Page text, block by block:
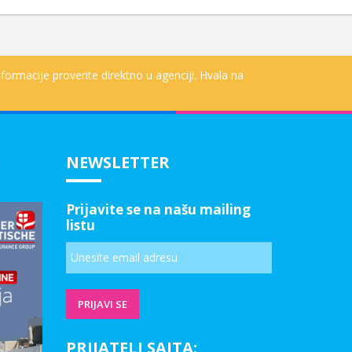
proverite direktno u agenciji. Hvala na
NEWSLETTER
Prijavite se na našu mailing
listu
PRIJATELJ SAJTA: